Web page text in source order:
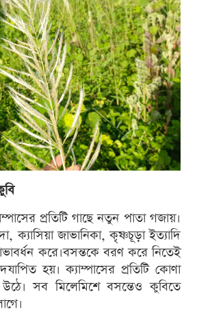
প্রতিটি গাছে নতুন পাতা গজায়।
ক্যাসিয়া জাভানিকা, কৃষ্ণচূড়া ইত্যাদি
করে।বসন্তকে বরণ করে নিতেই
হয়। ক্যাম্পাসের প্রতিটি কোণা
সব মিলেমিশে বসন্তেও কুবিতে